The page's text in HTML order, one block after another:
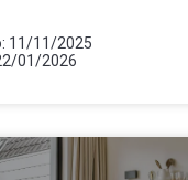
11/11/2025
01/2026